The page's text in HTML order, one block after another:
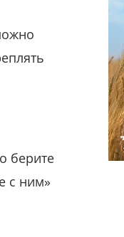
берите
с ним»